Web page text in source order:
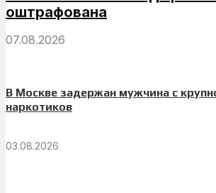
оштрафована
07.08.2026
В Москве задержан мужчина с
наркотиков
03.08.2026